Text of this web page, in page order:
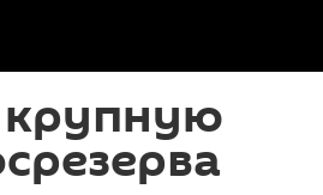
крупную